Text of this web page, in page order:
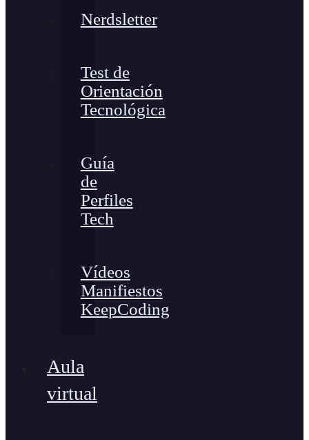
Nerdsletter
Test de
Orientación
Tecnológica
Guía
de
Perfiles
Tech
Vídeos
Manifiestos
KeepCoding
Aula
virtual